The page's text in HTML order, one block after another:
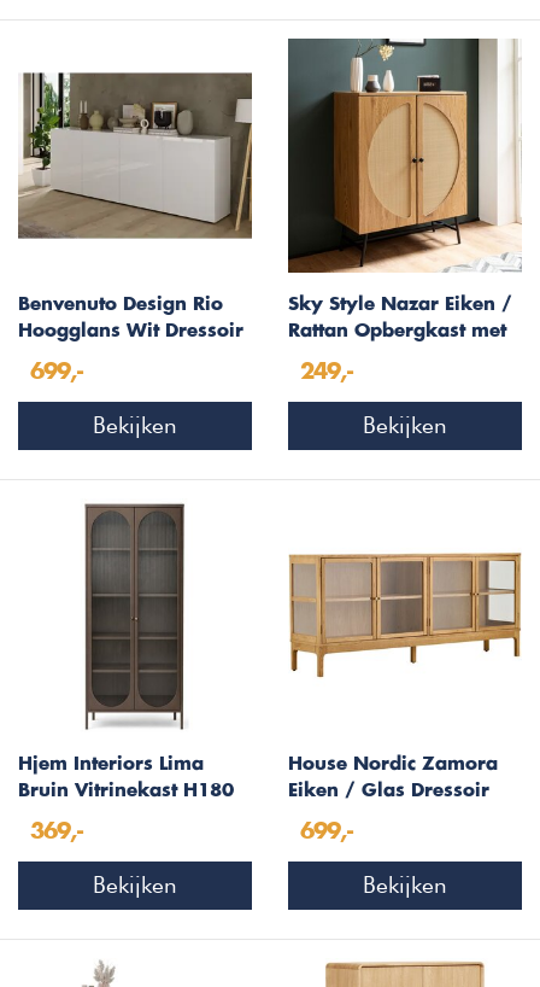
Benvenuto Design Rio
Hoogglans Wit Dressoir
699,-
Bekijken
Sky Style Nazar Eiken /
Rattan Opbergkast met
249,-
Bekijken
Hjem Interiors Lima
Bruin Vitrinekast H180
369,-
Bekijken
House Nordic Zamora
Eiken / Glas Dressoir
699,-
Bekijken